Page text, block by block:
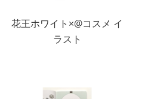
花王ホワイト×@コスメ イ
ラスト